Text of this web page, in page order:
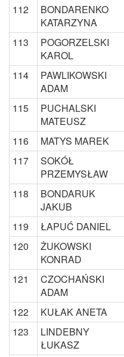
112
BONDARENKO
KATARZYNA
113
POGORZELSKI
KAROL
114
PAWLIKOWSKI
ADAM
115
PUCHALSKI
MATEUSZ
116 MATYS MAREK
117
SOKÓŁ
PRZEMYSŁAW
118
BONDARUK
JAKUB
119 ŁAPUĆ DANIEL
120
ŻUKOWSKI
KONRAD
121
CZOCHAŃSKI
ADAM
122 KUŁAK ANETA
123
LINDEBNY
ŁUKASZ